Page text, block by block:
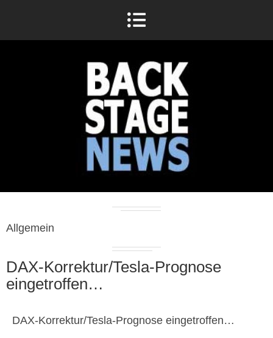
Allgemein
DAX-Korrektur/Tesla-Prognose
eingetroffen…
DAX-Korrektur/Tesla-Prognose eingetroffen…